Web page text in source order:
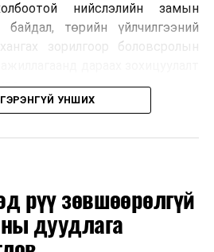
нийслэлийн замын
төрийн үйлчилгээний
зорилгоор боловсролын
.
сарын 10–23-ны өдрүүдэд
бүртгэнэ.
сарын 17–28-ны өдрүүдэд
УНШИХ
рүү зөвшөөрөлгүй
дуудлага